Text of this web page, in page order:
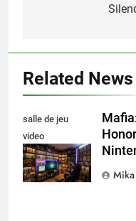
Related News
salle de jeu
video
collectionneur